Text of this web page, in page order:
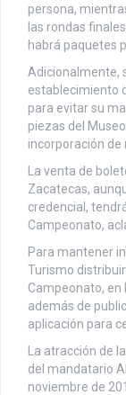
persona,
las rondas
habrá paquetes
Adicionalmente,
establecimiento
para evitar su
piezas del
incorporación de
La venta de
Zacatecas,
credencial,
Campeonato,
Para mantener
Turismo
Campeonato, en
además de
aplicación para
La atracción de
del mandatario
noviembre de